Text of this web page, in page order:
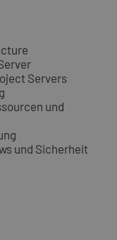
Servers
und
und Sicherheit